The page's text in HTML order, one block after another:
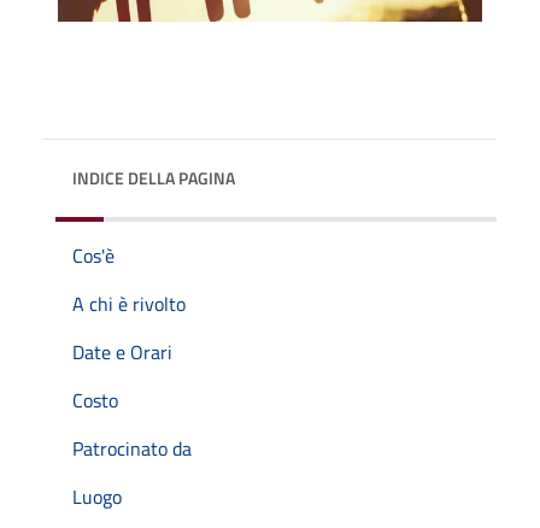
INDICE DELLA PAGINA
Cos'è
A chi è rivolto
Date e Orari
Costo
Patrocinato da
Luogo